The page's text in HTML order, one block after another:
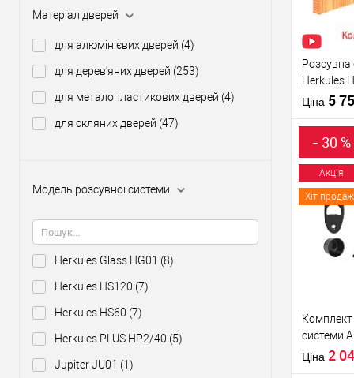
Матеріал дверей
для алюмінієвих дверей (4)
для дерев'яних дверей (253)
для металопластикових дверей (4)
для скляних дверей (47)
Модель розсувної системи
Herkules Glass HG01 (8)
Herkules HS120 (7)
Herkules HS60 (7)
Herkules PLUS HP2/40 (5)
Jupiter JU01 (1)
Виробник
Тип товару
Матеріал
розсувної
Країна
Розсувна
Herkules
2
Ціна 5
У
Матеріал
розсувної
- 30 %
Акція
Хіт
Комплект
системи
чорний
Ціна 2